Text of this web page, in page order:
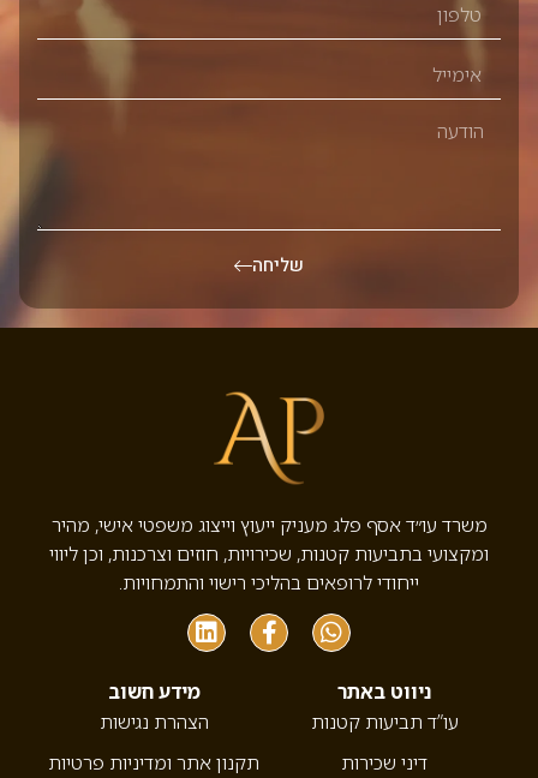
שליחה
משרד עו״ד אסף פלג מעניק ייעוץ וייצוג משפטי אישי, מהיר
ומקצועי בתביעות קטנות, שכירויות, חוזים וצרכנות, וכן ליווי
ייחודי לרופאים בהליכי רישוי והתמחויות.
ניווט באתר
עו”ד תביעות קטנות
דיני שכירות
מידע חשוב
הצהרת נגישות
תקנון אתר ומדיניות פרטיות